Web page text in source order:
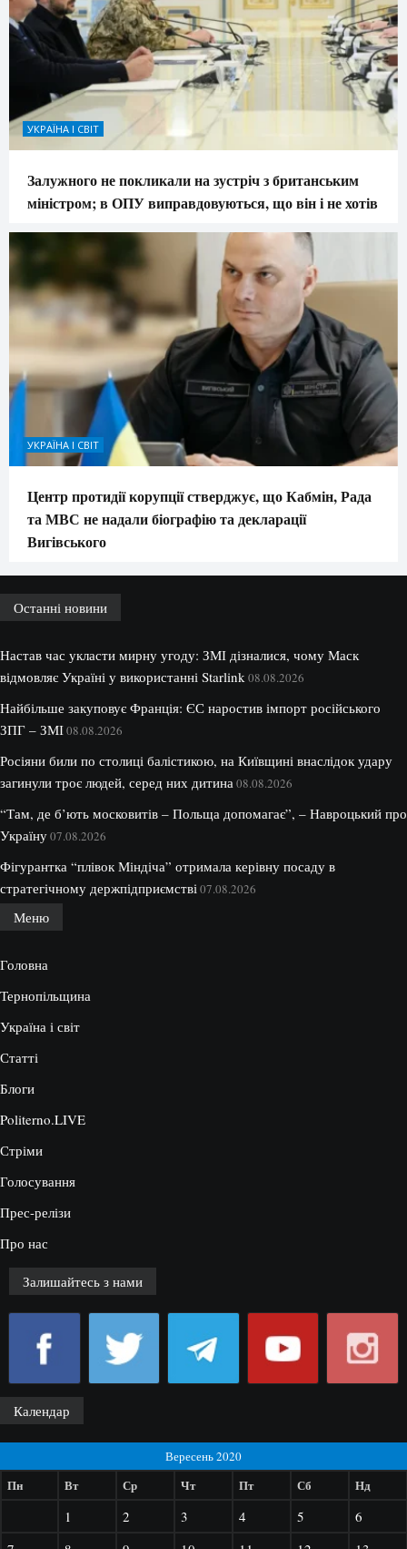
УКРАЇНА І СВІТ
Залужного не покликали на зустріч з британським
міністром; в ОПУ виправдовуються, що він і не хотів
УКРАЇНА І СВІТ
Центр протидії корупції стверджує, що Кабмін, Рада
та МВС не надали біографію та декларації
Вигівського
Останні новини
Настав час укласти мирну угоду: ЗМІ дізналися, чому Маск
відмовляє Україні у використанні Starlink 08.08.2026
Найбільше закуповує Франція: ЄС наростив імпорт російського
ЗПГ – ЗМІ08.08.2026
Росіяни били по столиці балістикою, на Київщині внаслідок удару
загинули троє людей, серед них дитина 08.08.2026
“Там, де б’ють московитів – Польща допомагає”, – Навроцький про
Україну07.08.2026
Фігурантка “плівок Міндіча” отримала керівну посаду в
стратегічному держпідприємстві 07.08.2026
Меню
Головна
Тернопільщина
Україна і світ
Статті
Блоги
Politerno.LIVE
Стріми
Голосування
Прес-релізи
Про нас
Залишайтесь з нами
Календар
Вересень 2020
Пн Вт Ср Чт Пт Сб Нд
1 2 3 4 5
6